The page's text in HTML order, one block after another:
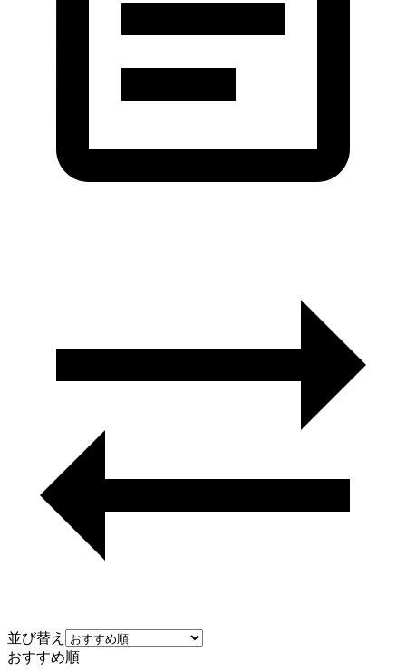
並び替え
おすすめ順